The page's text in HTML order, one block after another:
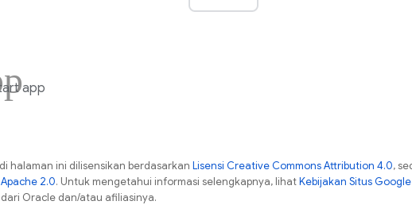
app
halaman ini dilisensikan berdasarkan Lisensi Creative Commons Attribution 4.0,
2.0. Untuk mengetahui informasi selengkapnya, lihatKebijakan Situs
Oracle dan/atau afiliasinya.